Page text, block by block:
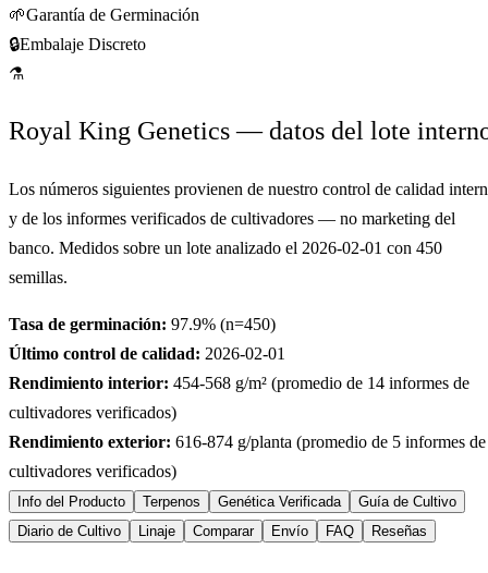
🌱Garantía de Germinación
🔒Embalaje Discreto
⚗
Royal King Genetics — datos del lote
Los números siguientes provienen de nuestro control de calidad
y de los informes verificados de cultivadores — no marketing del
banco. Medidos sobre un lote analizado el 2026-02-01 con 450
semillas.
Tasa de germinación: 97.9% (n=450)
Último control de calidad: 2026-02-01
Rendimiento interior: 454-568 g/m² (promedio de 14 informes de
cultivadores verificados)
Rendimiento exterior: 616-874 g/planta (promedio de 5 informes de
cultivadores verificados)
Info del Producto Terpenos Genética Verificada
Guía de Cultivo
Diario de Cultivo
Linaje Comparar Envío FAQ Reseñas